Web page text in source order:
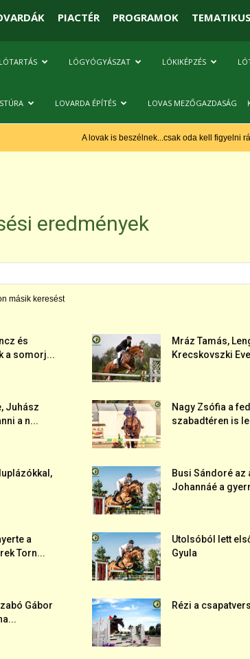
PIACTÉR PROGRAMOK
LÓTARTÁS LÓGYÓGYÁSZAT LÓKIKÉPZÉS
LOVARDA ÉPÍTÉS LOVAS MEZŐGAZDASÁG
A lovak is beszélnek...csak oda kell figyelni
eredmények
másik keresést
és
a somorj...
Mráz Tamás,
Krecskovszki
Juhász
a n...
Nagy Zsófia a
szabadtéren is
Busi Sándoré az
Johannáé a
a
Torn...
Utolsóból lett
Gyula
Gábor
Rézi a